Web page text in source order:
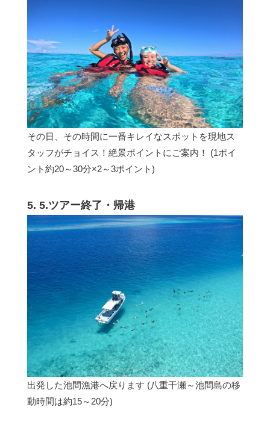
その日、その時間に一番キレイなスポットを現地ス
タッフがチョイス！絶景ポイントにご案内！ (1ポイ
ント約20～30分×2～3ポイント)
5. 5.ツアー終了・帰港
出発した池間漁港へ戻ります (八重干瀬～池間島の移
動時間は約15～20分)